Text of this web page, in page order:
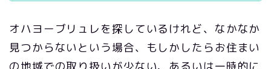
オハヨーブリュレを探しているけれど、なかなか
見つからないという場合、もしかしたらお住まい